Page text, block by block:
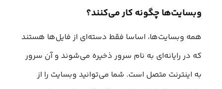
و‌بسایت‌ها چگونه کار می‌کنند؟
همه وبسایت‌ها، اساسا فقط دسته‌ای از فایل‌ها هستند
که در رایانه‌ای به نام سرور ذخیره می‌شوند و آن سرور
به اینترنت متصل است. شما می‌توانید وبسایت را از